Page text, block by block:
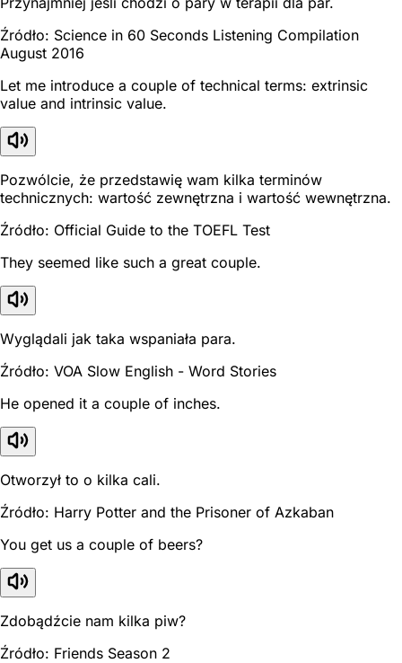
Źródło: Science in 60 Seconds Listening Compilation
August 2016
Let me introduce a couple of technical terms: extrinsic
value and intrinsic value.
Pozwólcie, że przedstawię wam kilka terminów
technicznych: wartość zewnętrzna i wartość wewnętrzna.
Źródło: Official Guide to the TOEFL Test
They seemed like such a great couple.
Wyglądali jak taka wspaniała para.
Źródło: VOA Slow English - Word Stories
He opened it a couple of inches.
Otworzył to o kilka cali.
Źródło: Harry Potter and the Prisoner of Azkaban
You get us a couple of beers?
Zdobądźcie nam kilka piw?
Źródło: Friends Season 2